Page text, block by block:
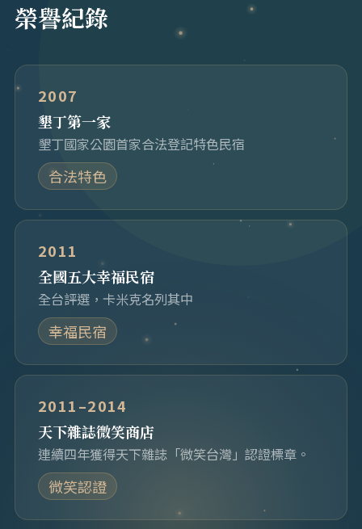
榮譽紀錄
2007
墾丁第一家
墾丁國家公園首家合法登記特色民宿
合法特色
2011
全國五大幸福民宿
全台評選，卡米克名列其中
幸福民宿
2011–2014
天下雜誌微笑商店
連續四年獲得天下雜誌「微笑台灣」認證標章。
微笑認證